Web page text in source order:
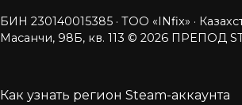
БИН 230140015385 · ТОО «INfix» ·
Масанчи, 98Б, кв. 113 © 2026 ПРЕПОД
Как узнать регион Steam-аккаунта